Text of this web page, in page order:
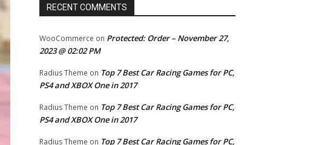
RECENT COMMENTS
WooCommerce on Protected: Order – November 27,
2023 @ 02:02 PM
Radius Theme on Top 7 Best Car Racing Games for PC,
PS4 and XBOX One in 2017
Radius Theme on Top 7 Best Car Racing Games for PC,
PS4 and XBOX One in 2017
Radius Theme on Top 7 Best Car Racing Games for PC,